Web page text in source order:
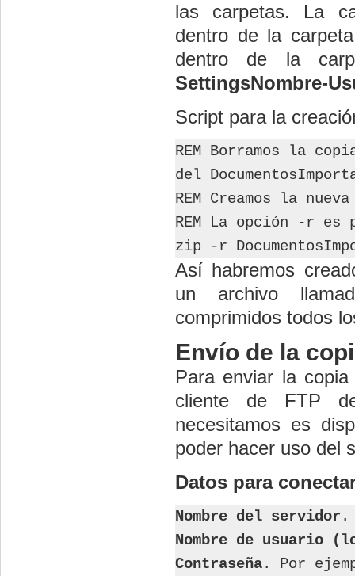
las carpetas. La
dentro de la
dentro de la
SettingsNombre-
Script para la
REM Borramos la
del
REM Creamos la
REM La opción -r es
zip -r
Así habremos
un archivo
comprimidos todos
Envío de la
Para enviar la
cliente de FTP
necesitamos es
poder hacer uso del
Datos para
Nombre del servidor .
Nombre de usuario
Contraseña. Por